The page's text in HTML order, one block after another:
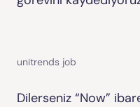
unitrends job
Dilerseniz “Now”